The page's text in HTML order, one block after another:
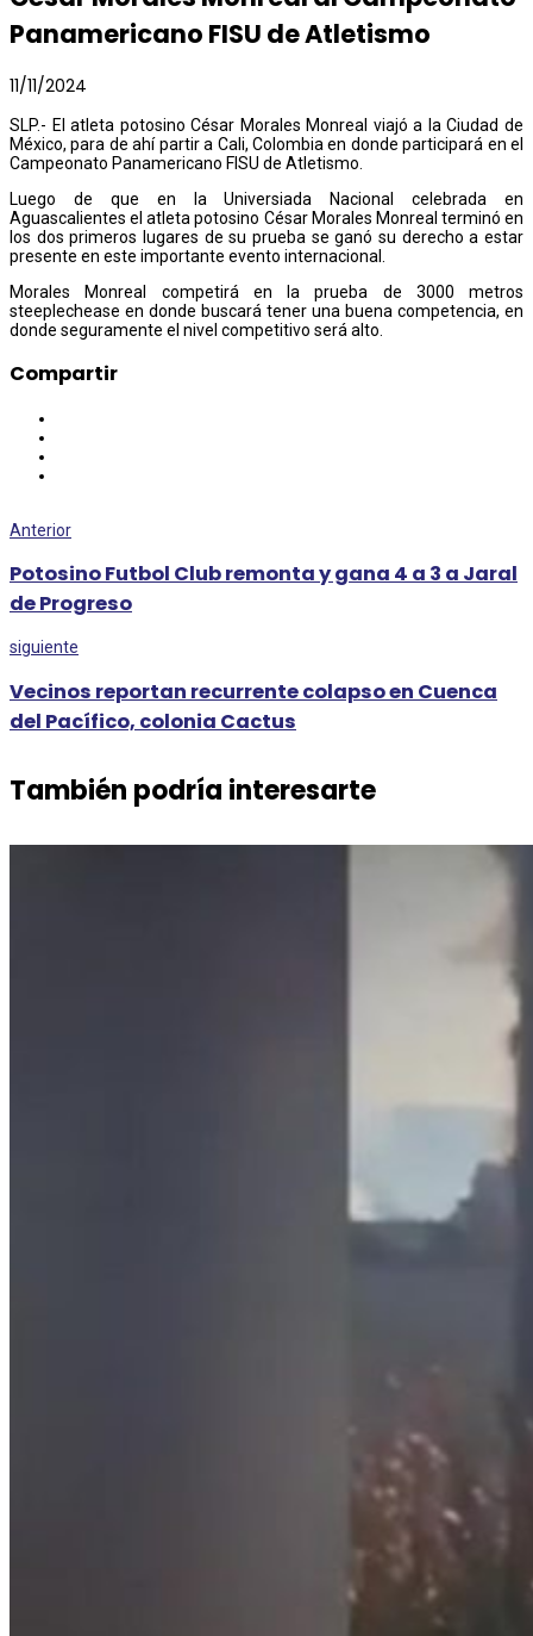
Panamericano FISU de Atletismo
11/11/2024
SLP.- El atleta potosino César Morales Monreal viajó a la Ciudad de
México, para de ahí partir a Cali, Colombia en donde participará en el
Campeonato Panamericano FISU de Atletismo.
Luego de que en la Universiada Nacional celebrada en
Aguascalientes el atleta potosino César Morales Monreal terminó en
los dos primeros lugares de su prueba se ganó su derecho a estar
presente en este importante evento internacional.
Morales Monreal competirá en la prueba de 3000 metros
steeplechease en donde buscará tener una buena competencia, en
donde seguramente el nivel competitivo será alto.
Compartir
Anterior
Potosino Futbol Club remonta y gana 4 a 3 a Jaral
de Progreso
siguiente
Vecinos reportan recurrente colapso en Cuenca
del Pacífico, colonia Cactus
También podría interesarte